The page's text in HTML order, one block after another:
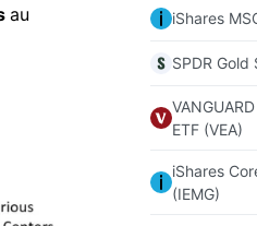
au
iShares
SPDR Gold
ETF (VEA)
iShares
(IEMG)